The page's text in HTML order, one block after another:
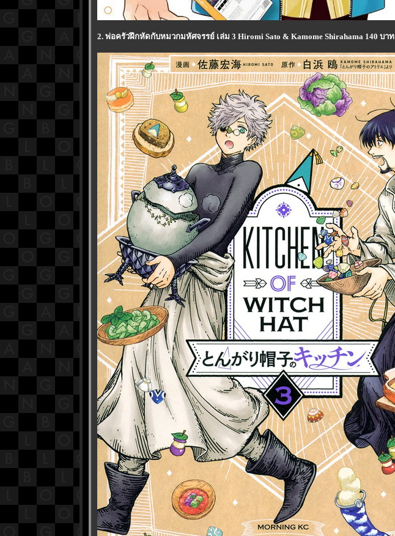
2. พ่อครัวฝึกหัดกับหมวกมหัศจรรย์ เล่ม 3 Hiromi Sato & Kamome Shirahama 140 บาท